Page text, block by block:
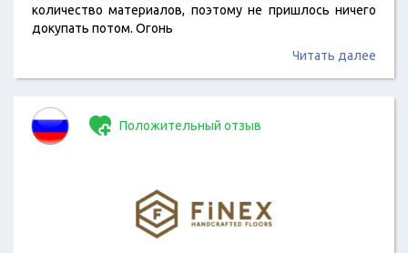
количество материалов, поэтому не пришлось ничего
докупать потом. Огонь
Читать далее
Положительный отзыв